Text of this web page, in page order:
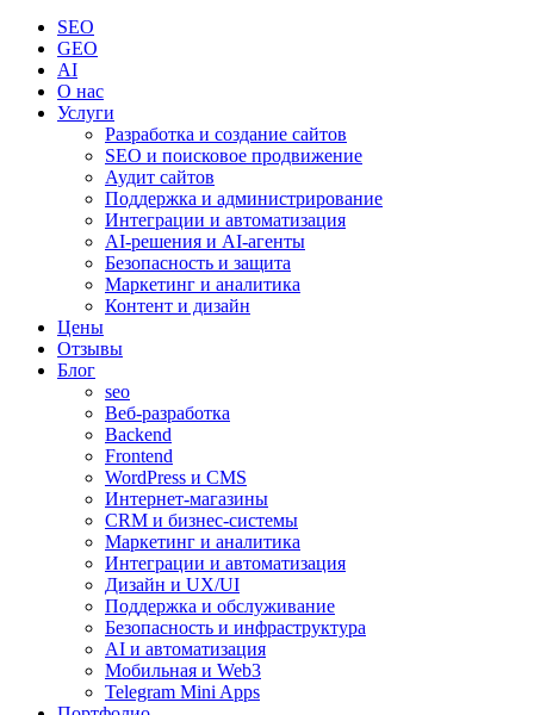
SEO
GEO
AI
О нас
Услуги
Разработка и создание сайтов
SEO и поисковое продвижение
Аудит сайтов
Поддержка и администрирование
Интеграции и автоматизация
AI-решения и AI-агенты
Безопасность и защита
Маркетинг и аналитика
Контент и дизайн
Цены
Отзывы
Блог
seo
Веб-разработка
Backend
Frontend
WordPress и CMS
Интернет-магазины
CRM и бизнес-системы
Маркетинг и аналитика
Интеграции и автоматизация
Дизайн и UX/UI
Поддержка и обслуживание
Безопасность и инфраструктура
AI и автоматизация
Мобильная и Web3
Telegram Mini Apps